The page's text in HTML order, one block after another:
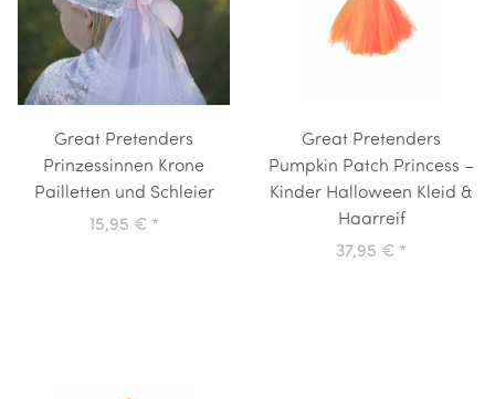
Great Pretenders
Prinzessinnen Krone
Pailletten und Schleier
15,95 € *
Great Pretenders
Pumpkin Patch Princess –
Kinder Halloween Kleid &
Haarreif
37,95 € *